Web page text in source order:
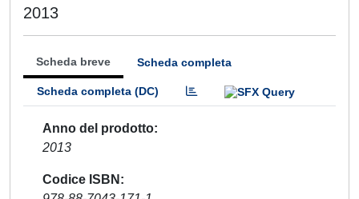
2013
Scheda breve Scheda completa
Scheda completa (DC)
Anno del prodotto
2013
Codice ISBN